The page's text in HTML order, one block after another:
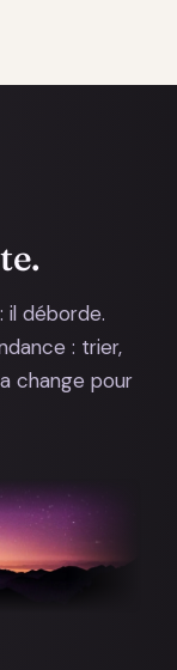
il déborde.
: trier,
change pour